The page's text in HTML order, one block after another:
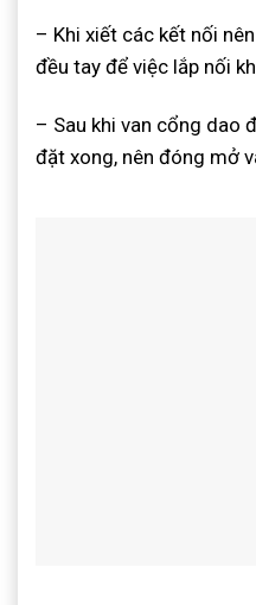
– Khi xiết các kết nối
đều tay để việc lắp nối
– Sau khi van cổng dao
đặt xong, nên đóng mở